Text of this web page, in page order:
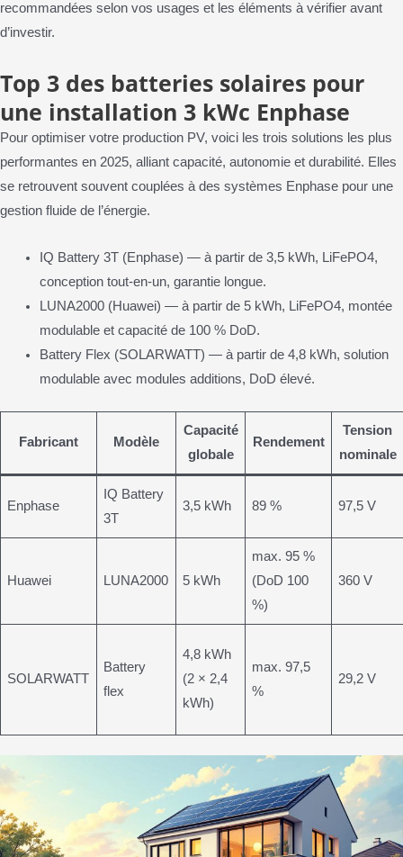
recommandées selon vos usages et les éléments à vérifier avant
d’investir.
Top 3 des batteries solaires pour
une installation 3 kWc Enphase
Pour optimiser votre production PV, voici les trois solutions les plus
performantes en 2025, alliant capacité, autonomie et durabilité. Elles
se retrouvent souvent couplées à des systèmes Enphase pour une
gestion fluide de l’énergie.
IQ Battery 3T (Enphase) — à partir de 3,5 kWh, LiFePO4,
conception tout-en-un, garantie longue.
LUNA2000 (Huawei) — à partir de 5 kWh, LiFePO4, montée
modulable et capacité de 100 % DoD.
Battery Flex (SOLARWATT) — à partir de 4,8 kWh, solution
modulable avec modules additions, DoD élevé.
Fabricant Modèle
Capacité
globale
Rendement
Tension
nominale
Enphase
IQ Battery
3T
3,5 kWh 89 % 97,5 V
Huawei LUNA2000 5 kWh
max. 95 %
(DoD 100
%)
360 V
SOLARWATT
Battery
flex
4,8 kWh
(2 × 2,4
kWh)
max. 97,5
%
29,2 V